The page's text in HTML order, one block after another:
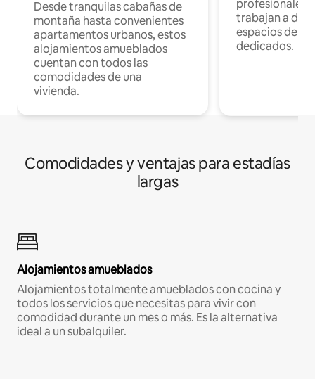
Desde tranquilas cabañas de
montaña hasta convenientes
apartamentos urbanos, estos
alojamientos amueblados
cuentan con todos las
comodidades de una
vivienda.
profesionales
trabajan a
espacios de
dedicados.
Comodidades y ventajas para estadías
largas
Alojamientos amueblados
Alojamientos totalmente amueblados con cocina y
todos los servicios que necesitas para vivir con
comodidad durante un mes o más. Es la alternativa
ideal a un subalquiler.